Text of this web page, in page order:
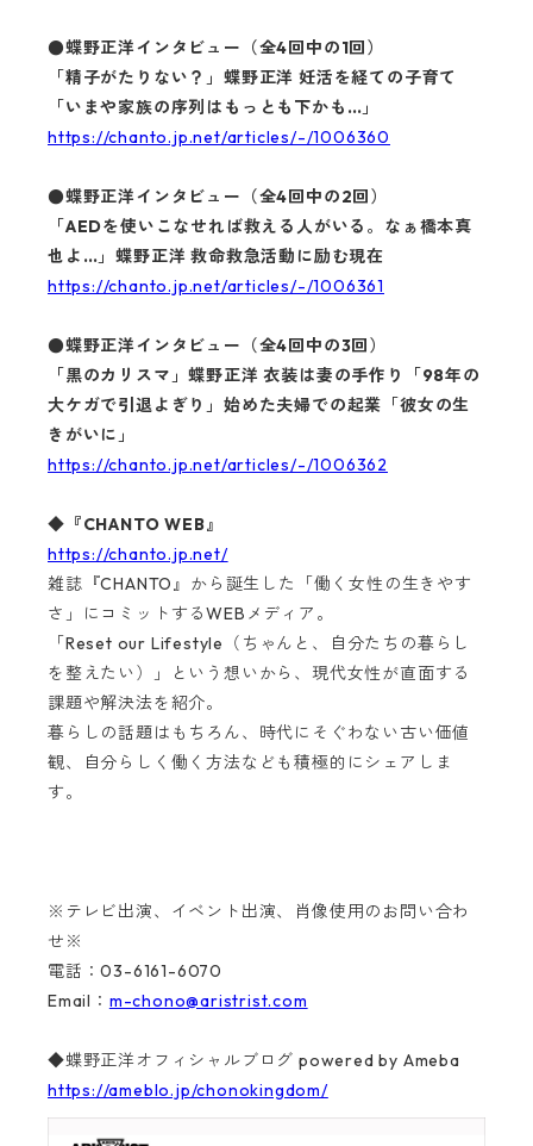
●蝶野正洋インタビュー（全4回中の1回）
「精子がたりない？」蝶野正洋 妊活を経ての子育て
「いまや家族の序列はもっとも下かも…」
https://chanto.jp.net/articles/-/1006360
●蝶野正洋インタビュー（全4回中の2回）
「AEDを使いこなせれば救える人がいる。なぁ橋本真
也よ…」蝶野正洋 救命救急活動に励む現在
https://chanto.jp.net/articles/-/1006361
●蝶野正洋インタビュー（全4回中の3回）
「黒のカリスマ」蝶野正洋 衣装は妻の手作り「98年の
大ケガで引退よぎり」始めた夫婦での起業「彼女の生
きがいに」
https://chanto.jp.net/articles/-/1006362
◆『CHANTO WEB』
https://chanto.jp.net/
雑誌『CHANTO』から誕生した「働く女性の生きやす
さ」にコミットするWEBメディア。
「Reset our Lifestyle（ちゃんと、自分たちの暮らし
を整えたい）」という想いから、現代女性が直面する
課題や解決法を紹介。
暮らしの話題はもちろん、時代にそぐわない古い価値
観、自分らしく働く方法なども積極的にシェアしま
す。
※テレビ出演、イベント出演、肖像使用のお問い合わ
せ※
電話：03-6161-6070
Email： m-chono@aristrist.com
◆蝶野正洋オフィシャルブログ powered by Ameba
https://ameblo.jp/chonokingdom/